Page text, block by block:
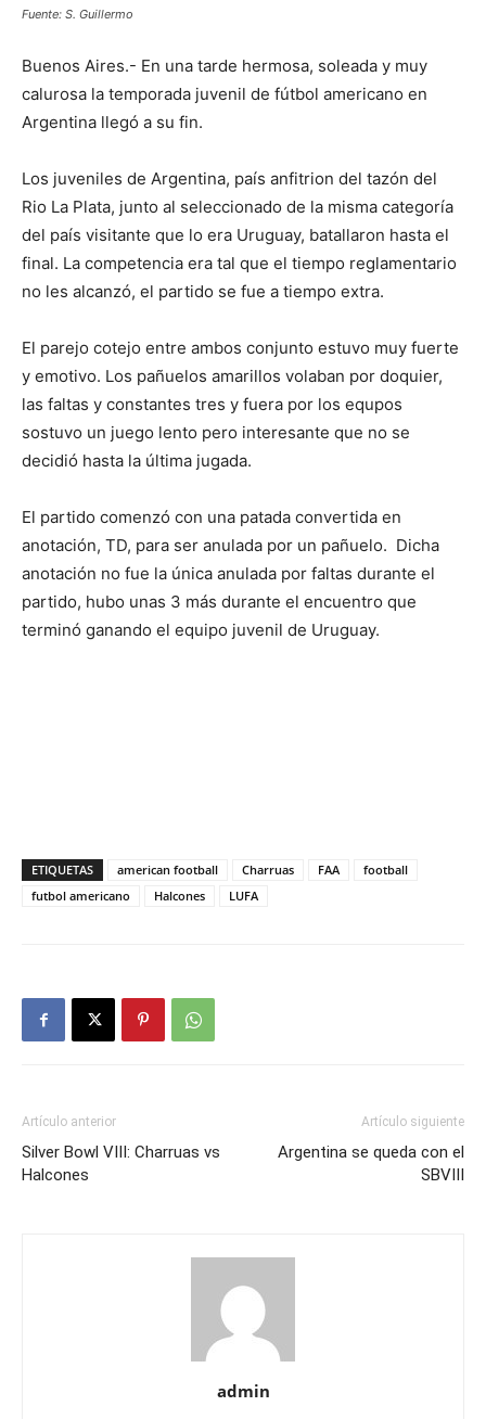
Fuente: S. Guillermo
Buenos Aires.- En una tarde hermosa, soleada y muy
calurosa la temporada juvenil de fútbol americano en
Argentina llegó a su fin.
Los juveniles de Argentina, país anfitrion del tazón del
Rio La Plata, junto al seleccionado de la misma categoría
del país visitante que lo era Uruguay, batallaron hasta el
final. La competencia era tal que el tiempo reglamentario
no les alcanzó, el partido se fue a tiempo extra.
El parejo cotejo entre ambos conjunto estuvo muy fuerte
y emotivo. Los pañuelos amarillos volaban por doquier,
las faltas y constantes tres y fuera por los equpos
sostuvo un juego lento pero interesante que no se
decidió hasta la última jugada.
El partido comenzó con una patada convertida en
anotación, TD, para ser anulada por un pañuelo. Dicha
anotación no fue la única anulada por faltas durante el
partido, hubo unas 3 más durante el encuentro que
terminó ganando el equipo juvenil de Uruguay.
ETIQUETAS american football Charruas FAA
football
futbol americano
Halcones LUFA
Artículo anterior
Silver Bowl VIII: Charruas vs
Halcones
Artículo siguiente
Argentina se queda con el
SBVIII
admin